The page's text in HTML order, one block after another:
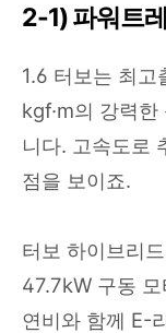
2-1) 파워트
1.6 터보는 최
kgf·m의 강력
니다. 고속도로
점을 보이죠.
터보 하이브리
47.7kW 구동
연비와 함께 E-